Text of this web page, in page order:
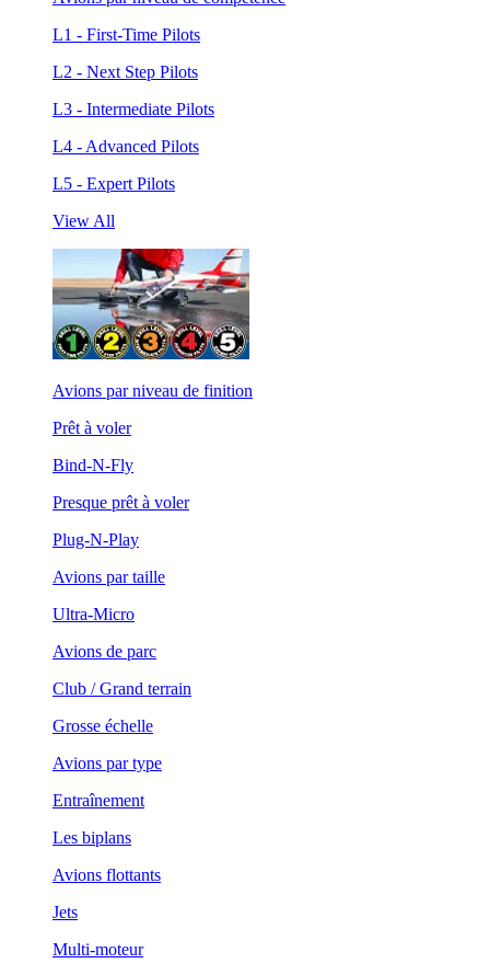
L1 - First-Time Pilots
L2 - Next Step Pilots
L3 - Intermediate Pilots
L4 - Advanced Pilots
L5 - Expert Pilots
View All
Avions par niveau de finition
Prêt à voler
Bind-N-Fly
Presque prêt à voler
Plug-N-Play
Avions par taille
Ultra-Micro
Avions de parc
Club / Grand terrain
Grosse échelle
Avions par type
Entraînement
Les biplans
Avions flottants
Jets
Multi-moteur